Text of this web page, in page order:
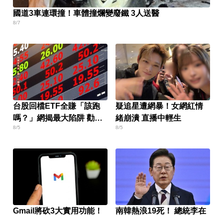
國道3車連環撞！車體撞爛變廢鐵 3人送醫
8/7
台股回檔ETF全賺「該跑
嗎？」網揭最大陷阱 勸調
節1類股
8/5
疑追星遭網暴！女網紅情
緒崩潰 直播中輕生
8/5
Gmail將砍3大實用功能！
南韓熱浪19死！ 總統李在